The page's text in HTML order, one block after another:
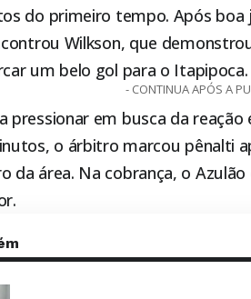
do primeiro tempo. Após
Wilkson, que
um belo gol para o Itapipoca.
- CONTINUA APÓS A
pressionar em busca da
o árbitro marcou pênalti
da área. Na cobrança, o